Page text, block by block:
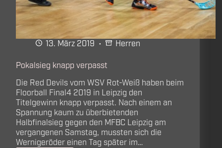
13. März 2019 Herren
Pokalsieg knapp verpasst
Die Red Devils vom WSV Rot-Weiß haben beim
Floorball Final4 2019 in Leipzig den
Titelgewinn knapp verpasst. Nach einem an
Spannung kaum zu überbietenden
Halbfinalsieg gegen den MFBC Leipzig am
vergangenen Samstag, mussten sich die
Wernigeröder einen Tag später im…